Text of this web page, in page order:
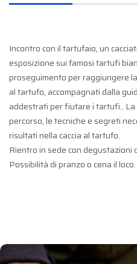
Incontro con il tartufaio, un
esposizione sui famosi tartufi
proseguimento per raggiungere
al tartufo, accompagnati dalla
addestrati per fiutare i tartufi..
percorso, le tecniche e segreti
risultati nella caccia al tartufo.
Rientro in sede con
Possibilità di pranzo o cena il loco.